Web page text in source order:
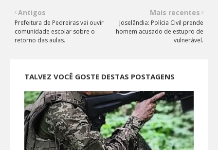
Mais recentes
Joselândia: Polícia Civil prende
homem acusado de estupro de
vulnerável.
Antigos
Prefeitura de Pedreiras vai ouvir
comunidade escolar sobre o
retorno das aulas.
TALVEZ VOCÊ GOSTE DESTAS POSTAGENS